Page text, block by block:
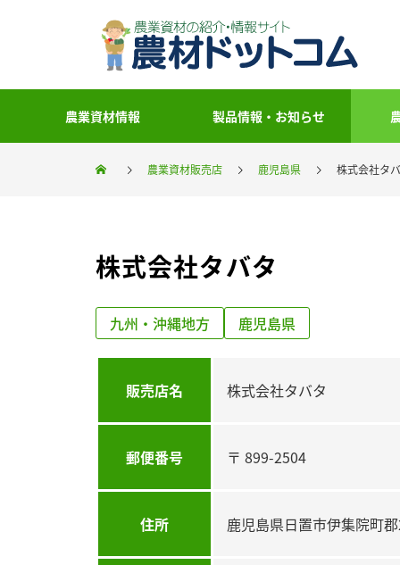
農業資材情報 製品情報・お知らせ
農業資材販売店 鹿児島県 株式会社タ
株式会社タバタ
九州・沖縄地方 鹿児島県
販売店名 株式会社タバタ
郵便番号 〒 899-2504
住所 鹿児島県日置市伊集院町